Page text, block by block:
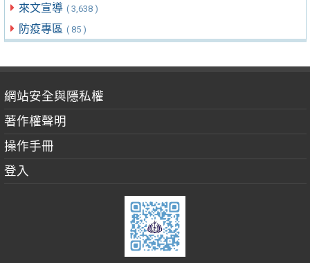
來文宣導 ( 3,638 )
防疫專區 ( 85 )
網站安全與隱私權
著作權聲明
操作手冊
登入